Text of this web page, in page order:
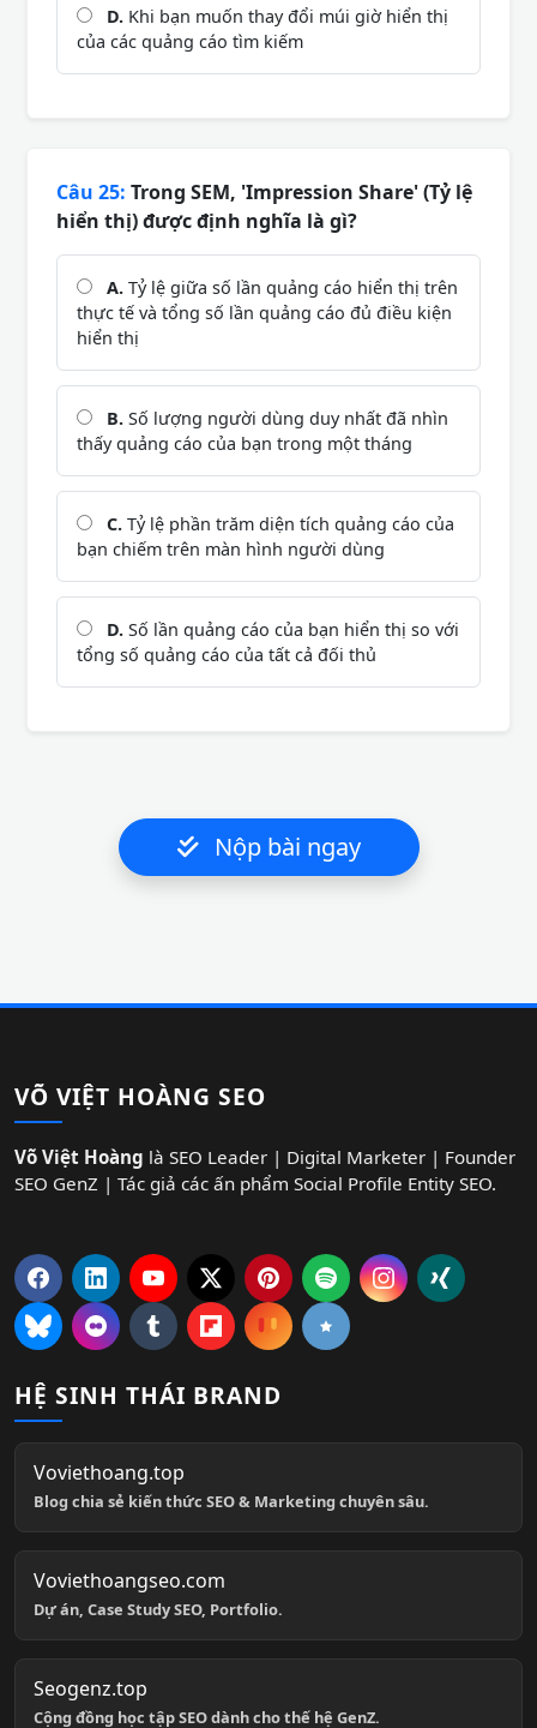
D. Khi bạn muốn thay đổi múi giờ hiển thị
của các quảng cáo tìm kiếm
Câu 25: Trong SEM, 'Impression Share' (Tỷ lệ
hiển thị) được định nghĩa là gì?
A. Tỷ lệ giữa số lần quảng cáo hiển thị trên
thực tế và tổng số lần quảng cáo đủ điều kiện
hiển thị
B. Số lượng người dùng duy nhất đã nhìn
thấy quảng cáo của bạn trong một tháng
C. Tỷ lệ phần trăm diện tích quảng cáo của
bạn chiếm trên màn hình người dùng
D. Số lần quảng cáo của bạn hiển thị so với
tổng số quảng cáo của tất cả đối thủ
Nộp bài ngay
VÕ VIỆT HOÀNG SEO
Võ Việt Hoàng là SEO Leader | Digital Marketer | Founder
SEO GenZ | Tác giả các ấn phẩm Social Profile Entity SEO.
HỆ SINH THÁI BRAND
Voviethoang.top
Blog chia sẻ kiến thức SEO & Marketing chuyên sâu.
Voviethoangseo.com
Dự án, Case Study SEO, Portfolio.
Seogenz.top
Cộng đồng học tập SEO dành cho thế hệ GenZ.